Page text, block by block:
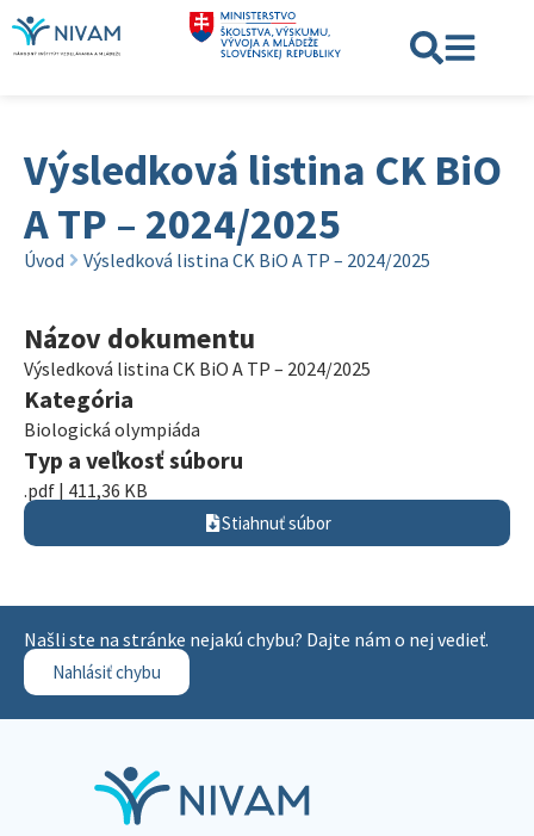
Výsledková listina CK BiO
A TP – 2024/2025
Úvod Výsledková listina CK BiO A TP – 2024/2025
Názov dokumentu
Výsledková listina CK BiO A TP – 2024/2025
Kategória
Biologická olympiáda
Typ a veľkosť súboru
.pdf | 411,36 KB
Stiahnuť súbor
Našli ste na stránke nejakú chybu? Dajte nám o nej vedieť.
Nahlásiť chybu